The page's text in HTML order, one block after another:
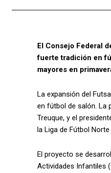
El Consejo Federal
fuerte tradición en
mayores en
La expansión del
en fútbol de salón. La
Treuque, y el
la Liga de Fútbol
El proyecto se
Actividades Infantiles